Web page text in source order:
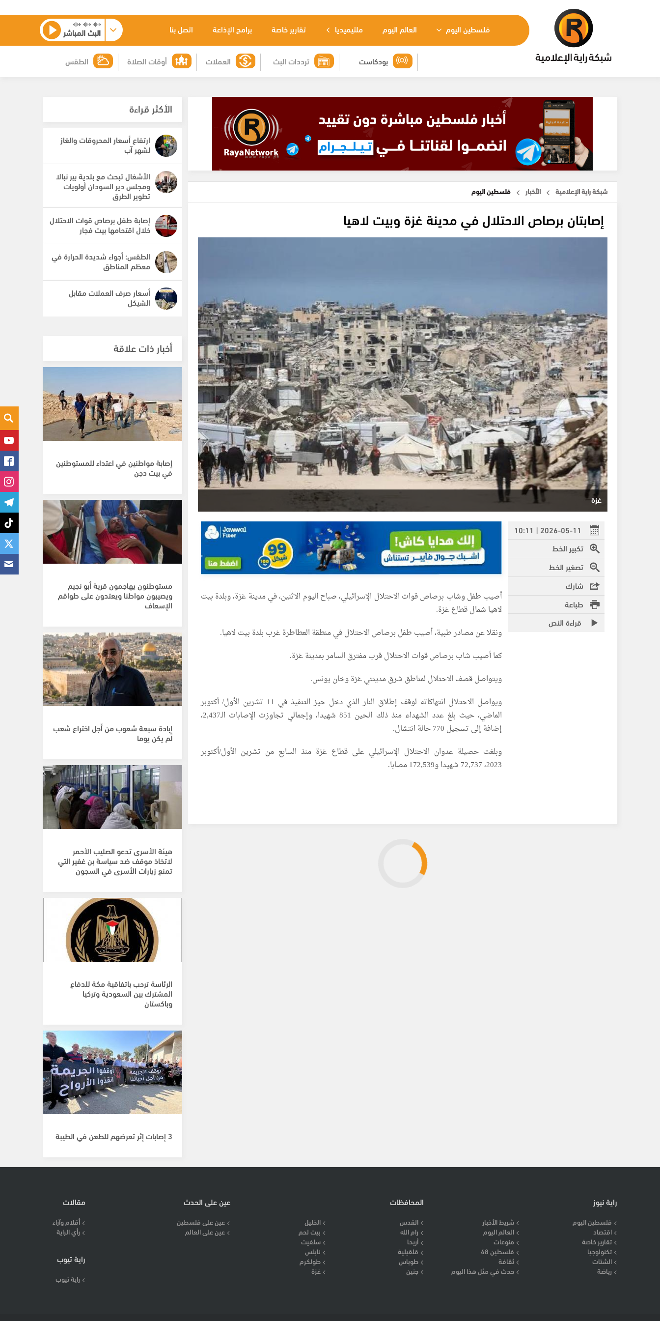
فلسطين اليوم العالم اليوم ملتيميديا تقارير خاصة برامج الإذاعة اتصل بنا البث المباشر
الطقس أوقات الصلاة العملات ترددات البث بودكاست
شبكة راية الإعلامية الأخبار فلسطين اليوم
إصابتان برصاص الاحتلال في مدينة غزة وبيت لاهيا
غزة
2026-05-11 | 10:11
تكبير الخط
تصغير الخط
شارك
طباعة
قراءة النص
أصيب طفل وشاب برصاص قوات الاحتلال الإسرائيلي، صباح اليوم الاثنين، في مدينة غزة، وبلدة بيت
لاهيا شمال قطاع غزة.
ونقلا عن مصادر طبية، أصيب طفل برصاص الاحتلال في منطقة العطاطرة غرب بلدة بيت لاهيا.
كما أصيب شاب برصاص قوات الاحتلال قرب مفترق السامر بمدينة غزة.
ويتواصل قصف الاحتلال لمناطق شرق مدينتي غزة وخان يونس.
ويواصل الاحتلال انتهاكاته لوقف إطلاق النار الذي دخل حيز التنفيذ في 11 تشرين الأول/ أكتوبر
الماضي، حيث بلغ عدد الشهداء منذ ذلك الحين 851 شهيدا، وإجمالي تجاوزت الإصابات الـ2,437،
إضافة إلى تسجيل 770 حالة انتشال.
وبلغت حصيلة عدوان الاحتلال الإسرائيلي على قطاع غزة منذ السابع من تشرين الأول/أكتوبر
2023، 72,737 شهيدا و172,539 مصابا.
الأكثر قراءة
ارتفاع أسعار المحروقات والغاز
لشهر آب
الأشغال تبحث مع بلدية بير نبالا
ومجلس دير السودان أولويات
تطوير الطرق
إصابة طفل برصاص قوات الاحتلال
خلال اقتحامها بيت فجار
الطقس: أجواء شديدة الحرارة في
معظم المناطق
أسعار صرف العملات مقابل
الشيكل
أخبار ذات علاقة
إصابة مواطنين في اعتداء للمستوطنين
في بيت دجن
مستوطنون يهاجمون قرية أبو نجيم
ويصيبون مواطنا ويعتدون على طواقم
الإسعاف
إِبادة سبعة شعوب من أَجل اختراع شعب
لم يكن يوما
هيئة الأسرى تدعو الصليب الأحمر
لاتخاذ موقف ضد سياسة بن غفير التي
تمنع زيارات الأسرى في السجون
الرئاسة ترحب باتفاقية مكة للدفاع
المشترك بين السعودية وتركيا
وباكستان
3 إصابات إثر تعرضهم للطعن في الطيبة
راية نيوز
فلسطين اليوم
شريط الأخبار
اقتصاد
العالم اليوم
تقارير خاصة
منوعات
تكنولوجيا
فلسطين 48
الشتات
ثقافة
رياضة
حدث في مثل هذا اليوم
المحافظات
القدس
الخليل
رام الله
بيت لحم
أريحا
سلفيت
قلقيلية
نابلس
طوباس
طولكرم
جنين
غزة
عين على الحدث
عين على فلسطين
عين على العالم
مقالات
أقلام وآراء
رأي الراية
راية تيوب
راية تيوب